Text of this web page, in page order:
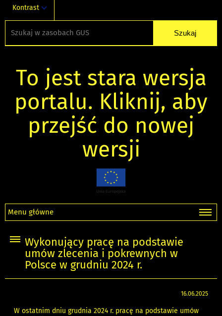
Kontrast
To jest stara wersja
portalu. Kliknij, aby
przejść do nowej
wersji
Menu główne
Wykonujący pracę na podstawie
umów zlecenia i pokrewnych w
Polsce w grudniu 2024 r.
16.06.2025
W ostatnim dniu grudnia 2024 r. pracę na podstawie umów